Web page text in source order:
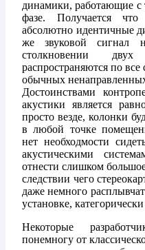
динамики, работающие с
фазе. Получается что
абсолютно идентичные
же звуковой сигнал
столкновении
распространяются по
обычных
Достоинствами
акустики является
просто везде, колонки
в любой точке
нет необходмости
акустическими
отнести слишком
следствии чего
даже немного
установке,
Некоторые
понемногу от